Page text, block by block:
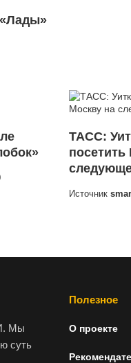
ТАСС:
Источник
Мы
суть
Полезное
О проекте